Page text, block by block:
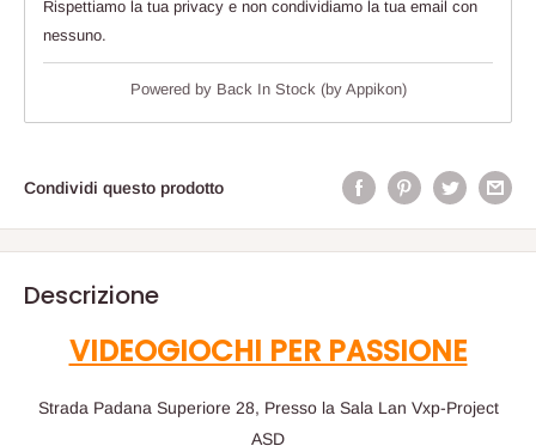
Rispettiamo la tua privacy e non condividiamo la tua email con
nessuno.
Powered by Back In Stock (by Appikon)
Condividi questo prodotto
Descrizione
VIDEOGIOCHI PER PASSIONE
Strada Padana Superiore 28, Presso la Sala Lan Vxp-Project
ASD